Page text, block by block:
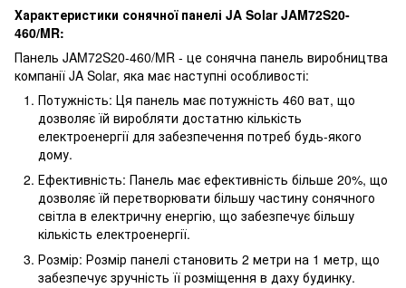
Характеристики сонячної панелі JA Solar JAM72S20-
460/MR:
Панель JAM72S20-460/MR - це сонячна панель виробництва
компанії JA Solar, яка має наступні особливості:
Потужність: Ця панель має потужність 460 ват, що
дозволяє їй виробляти достатню кількість
електроенергії для забезпечення потреб будь-якого
дому.
Ефективність: Панель має ефективність більше 20%, що
дозволяє їй перетворювати більшу частину сонячного
світла в електричну енергію, що забезпечує більшу
кількість електроенергії.
Розмір: Розмір панелі становить 2 метри на 1 метр, що
забезпечує зручність її розміщення в даху будинку.